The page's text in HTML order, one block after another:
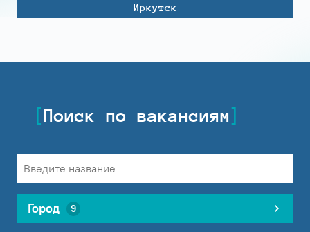
Иркутск
Поиск по вакансиям
Город 9